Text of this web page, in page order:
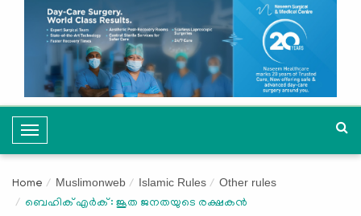
T
o
g
l
Home Muslimonweb Islamic Rules Other rules
ബെഹിക് എർക് : ജൂത ജനതയുടെ രക്ഷകൻ